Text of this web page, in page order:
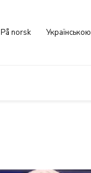
På norsk Українською